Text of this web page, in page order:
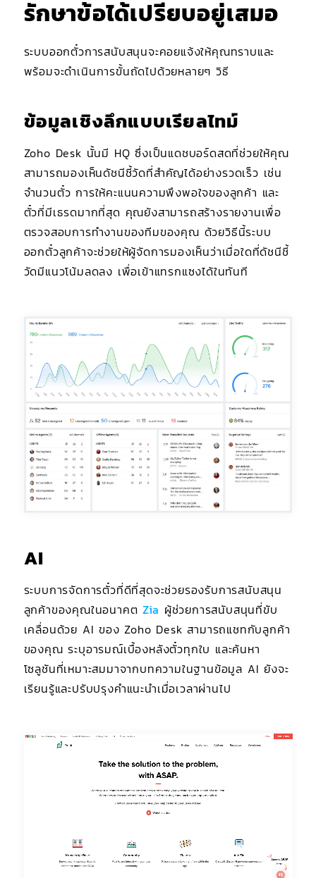
รักษาข้อได้เปรียบอยู่เสมอ
ระบบออกตั๋วการสนับสนุนจะคอยแจ้งให้คุณทราบและ
พร้อมจะดำเนินการขั้นถัดไปด้วยหลายๆ วิธี
ข้อมูลเชิงลึกแบบเรียลไทม์
Zoho Desk นั้นมี HQ ซึ่งเป็นแดชบอร์ดสดที่ช่วยให้คุณ
สามารถมองเห็นดัชนีชี้วัดที่สำคัญได้อย่างรวดเร็ว เช่น
จำนวนตั๋ว การให้คะแนนความพึงพอใจของลูกค้า และ
ตั๋วที่มีเธรดมากที่สุด คุณยังสามารถสร้างรายงานเพื่อ
ตรวจสอบการทำงานของทีมของคุณ ด้วยวิธีนี้ระบบ
ออกตั๋วลูกค้าจะช่วยให้ผู้จัดการมองเห็นว่าเมื่อใดที่ดัชนีชี้
วัดมีแนวโน้มลดลง เพื่อเข้าแทรกแซงได้ในทันที
AI
ระบบการจัดการตั๋วที่ดีที่สุดจะช่วยรองรับการสนับสนุน
ลูกค้าของคุณในอนาคตZia ผู้ช่วยการสนับสนุนที่ขับ
เคลื่อนด้วย AI ของ Zoho Desk สามารถแชทกับลูกค้า
ของคุณ ระบุอารมณ์เบื้องหลังตั๋วทุกใบ และค้นหา
โซลูชันที่เหมาะสมมาจากบทความในฐานข้อมูล AI ยังจะ
เรียนรู้และปรับปรุงคำแนะนำเมื่อเวลาผ่านไป